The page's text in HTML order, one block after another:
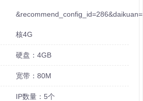
&recommend_config_id=286&daikuan=5
核4G
硬盘：4GB
宽带：80M
IP数量：5个